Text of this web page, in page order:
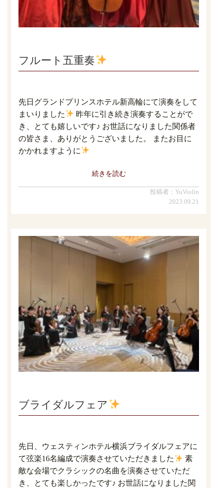
フルート五重奏
先日グランドプリンスホテル新高輪にて演奏をして
まいりました
昨年に引き続き演奏することがで
き、とても嬉しいです♪ お世話になりました関係者
の皆さま、ありがとうございました。 またお目に
かかれますように
続きを読む
投稿者：YuViolin
2023.09.21
ブライダルフェア
先日、ウェスティンホテル横浜ブライダルフェアに
て弦楽16名編成で演奏させていただきました
素
敵な会場でクラシックの名曲を演奏させていただ
き、とても楽しかったです♪ お世話になりました関